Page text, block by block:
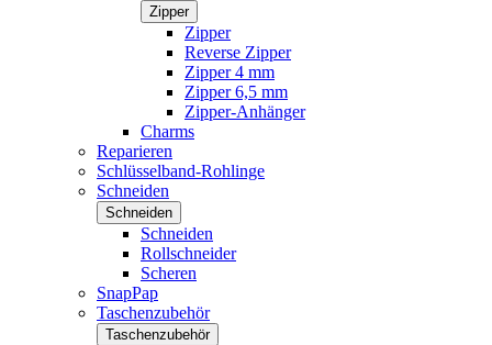
Zipper
Zipper
Reverse Zipper
Zipper 4 mm
Zipper 6,5 mm
Zipper-Anhänger
Charms
Reparieren
Schlüsselband-Rohlinge
Schneiden
Schneiden
Schneiden
Rollschneider
Scheren
SnapPap
Taschenzubehör
Taschenzubehör